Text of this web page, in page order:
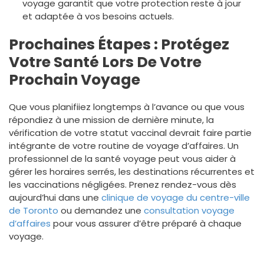
voyage garantit que votre protection reste à jour
et adaptée à vos besoins actuels.
Prochaines Étapes : Protégez
Votre Santé Lors De Votre
Prochain Voyage
Que vous planifiiez longtemps à l’avance ou que vous
répondiez à une mission de dernière minute, la
vérification de votre statut vaccinal devrait faire partie
intégrante de votre routine de voyage d’affaires. Un
professionnel de la santé voyage peut vous aider à
gérer les horaires serrés, les destinations récurrentes et
les vaccinations négligées. Prenez rendez-vous dès
aujourd’hui dans une clinique de voyage du centre-ville
de Toronto ou demandez une consultation voyage
d’affaires pour vous assurer d’être préparé à chaque
voyage.